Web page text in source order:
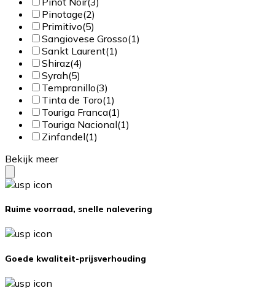
Pinotage(2)
Primitivo(5)
Sangiovese Grosso(1)
Sankt Laurent(1)
Shiraz(4)
Syrah(5)
Tempranillo(3)
Tinta de Toro(1)
Touriga Franca(1)
Touriga Nacional(1)
Zinfandel(1)
Bekijk meer
Ruime voorraad, snelle nalevering
Goede kwaliteit-prijsverhouding